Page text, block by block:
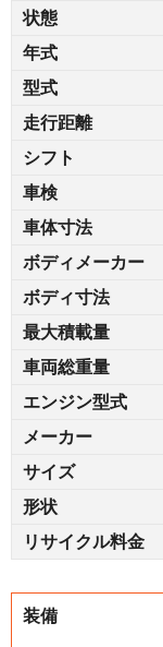
状態
年式
型式
走行距離
シフト
車検
車体寸法
ボディメーカー
ボディ寸法
最大積載量
車両総重量
エンジン型式
メーカー
サイズ
形状
リサイクル料金
装備